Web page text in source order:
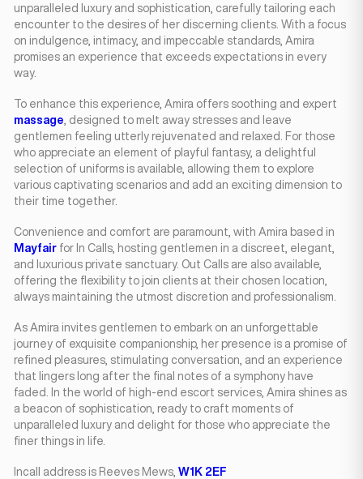
unparalleled luxury and sophistication, carefully tailoring each
encounter to the desires of her discerning clients. With a focus
on indulgence, intimacy, and impeccable standards, Amira
promises an experience that exceeds expectations in every
way.
To enhance this experience, Amira offers soothing and expert
massage , designed to melt away stresses and leave
gentlemen feeling utterly rejuvenated and relaxed. For those
who appreciate an element of playful fantasy, a delightful
selection of uniforms is available, allowing them to explore
various captivating scenarios and add an exciting dimension to
their time together.
Convenience and comfort are paramount, with Amira based in
Mayfair for In Calls, hosting gentlemen in a discreet, elegant,
and luxurious private sanctuary. Out Calls are also available,
offering the flexibility to join clients at their chosen location,
always maintaining the utmost discretion and professionalism.
As Amira invites gentlemen to embark on an unforgettable
journey of exquisite companionship, her presence is a promise of
refined pleasures, stimulating conversation, and an experience
that lingers long after the final notes of a symphony have
faded. In the world of high-end escort services, Amira shines as
a beacon of sophistication, ready to craft moments of
unparalleled luxury and delight for those who appreciate the
finer things in life.
Incall address is Reeves Mews, W1K 2EF